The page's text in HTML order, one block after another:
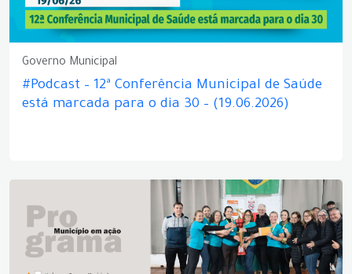
Governo Municipal
#Podcast – 12ª Conferência Municipal de Saúde
está marcada para o dia 30 – (19.06.2026)